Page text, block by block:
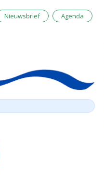
Nieuwsbrief Agenda